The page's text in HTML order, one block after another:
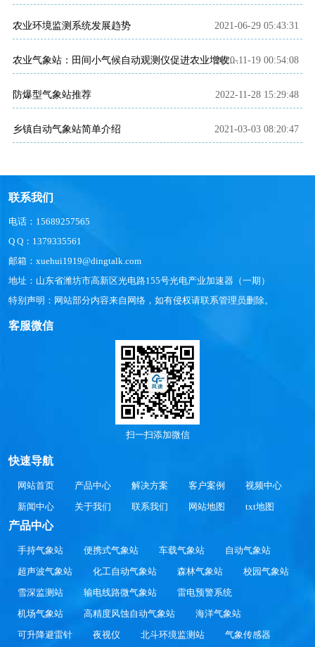
农业环境监测系统发展趋势 2021-06-29 05:43:31
农业气象站：田间小气候自动观测仪促进农业增收增产
2020-11-19 00:54:08
防爆型气象站推荐 2022-11-28 15:29:48
乡镇自动气象站简单介绍 2021-03-03 08:20:47
联系我们
电话：15689257565
Q Q：1379335561
邮箱：xuehui1919@dingtalk.com
地址：山东省潍坊市高新区光电路155号光电产业加速器（一期）
特别声明：网站部分内容来自网络，如有侵权请联系管理员删除。
客服微信
扫一扫添加微信
快速导航
网站首页 产品中心 解决方案 客户案例
视频中心
新闻中心
关于我们 联系我们 网站地图 txt地图
产品中心
手持气象站 便携式气象站 车载气象站
自动气象站
超声波气象站
化工自动气象站 森林气象站
校园气象站
雪深监测站
输电线路微气象站
雷电预警系统
机场气象站
高精度风蚀自动气象站
海洋气象站
可升降避雷针
夜视仪 北斗环境监测站 气象传感器